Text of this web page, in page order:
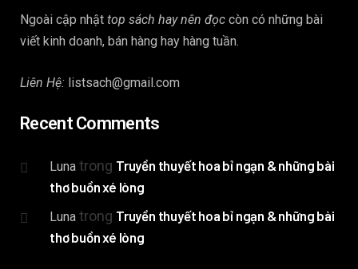
Ngoài cập nhật top sách hay nên đọc còn có những bài
viết kinh doanh, bán hàng hay hàng tuần.
Liên Hệ: listsach@gmail.com
Recent Comments
Luna trong Truyền thuyết hoa bỉ ngạn & những bài
thơ buồn xé lòng
Luna trong Truyền thuyết hoa bỉ ngạn & những bài
thơ buồn xé lòng